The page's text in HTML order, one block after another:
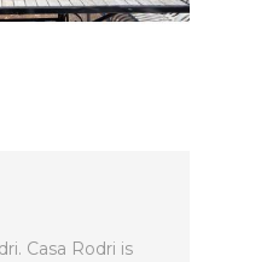
Casa Rodri is